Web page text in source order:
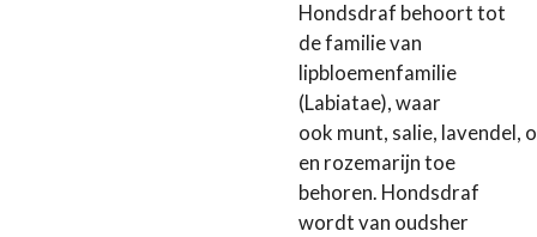
Hondsdraf behoort tot
de familie van
lipbloemenfamilie
(Labiatae), waar
ook munt, salie, lavendel ,
en rozemarijn toe
behoren. Hondsdraf
wordt van oudsher